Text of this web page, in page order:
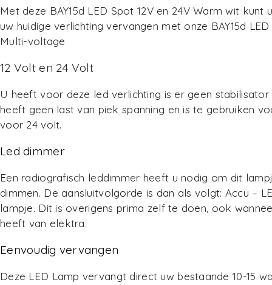
Met deze BAY15d LED Spot 12V en 24V Warm wit kunt
uw huidige verlichting vervangen met onze BAY15d LED
Multi-voltage
12 Volt en 24 Volt
U heeft voor deze led verlichting is er geen
heeft geen last van piek spanning en is te gebruiken
voor 24 volt.
Led dimmer
Een radiografisch leddimmer heeft u nodig om dit
dimmen. De aansluitvolgorde is dan als volgt: Accu –
lampje. Dit is overigens prima zelf te doen, ook
heeft van elektra.
Eenvoudig vervangen
Deze LED Lamp vervangt direct uw bestaande 10-15